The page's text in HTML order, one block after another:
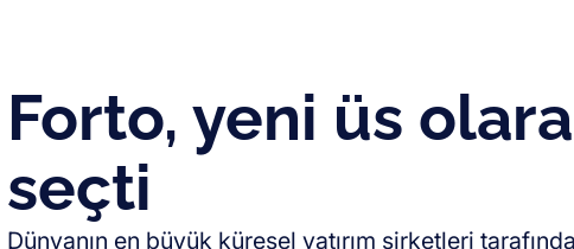
Forto, yeni üs
seçti
Dünyanın en büyük küresel yatırım şirketleri